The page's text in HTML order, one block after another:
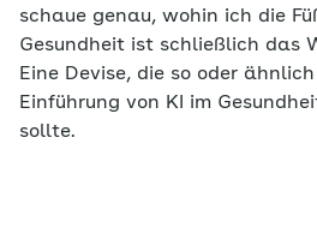
schaue genau, wohin ich die
Gesundheit ist schließlich das
Eine Devise, die so oder
Einführung von KI im
sollte.